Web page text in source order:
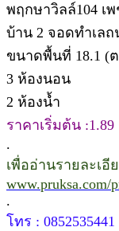
พฤกษาวิลล์104 เพ
บ้าน 2 จอดทำเลถ
ขนาดพื้นที่ 18.1 (
3 ห้องนอน
2 ห้องน้ำ
ราคาเริ่มต้น
.
เพื่ออ่านรายละเอี
www.pruksa.com/
.
โทร : 0852535441